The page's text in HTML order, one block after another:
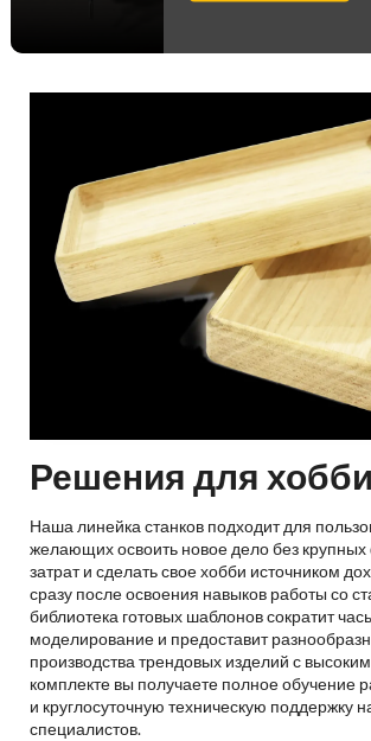
Решения для хобби
Наша линейка станков подходит для
желающих освоить новое дело без
затрат и сделать свое хобби источником
сразу после освоения навыков работы со
библиотека готовых шаблонов сократит
моделирование и предоставит
производства трендовых изделий с
комплекте вы получаете полное обучение
и круглосуточную техническую поддержку
специалистов.